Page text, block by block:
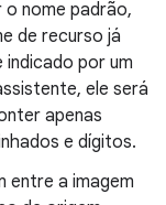
o nome padrão,
de recurso já
por um
ele será
apenas
e dígitos.
entre a imagem